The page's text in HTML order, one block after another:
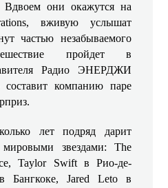
Вдвоем они окажутся на
вживую услышат
частью незабываемого
пройдет в
Радио ЭНЕРДЖИ
компанию паре
лет подряд дарит
звездами: The
Taylor Swift в Рио-де-
Бангкоке, Jared Leto в